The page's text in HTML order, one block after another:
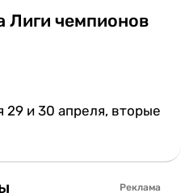
Лиги чемпионов
29 и 30 апреля, вторые
Реклама